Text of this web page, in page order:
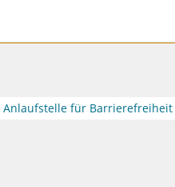
Anlaufstelle für Barrierefreiheit